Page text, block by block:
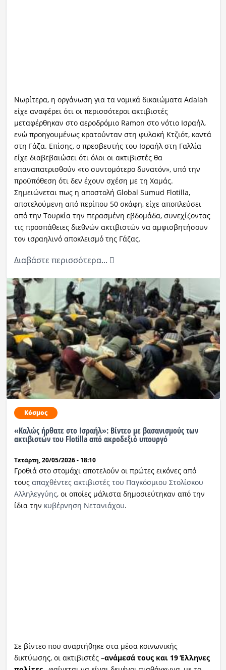
Νωρίτερα, η οργάνωση για τα νομικά δικαιώματα Adalah
είχε αναφέρει ότι οι περισσότεροι ακτιβιστές
μεταφέρθηκαν στο αεροδρόμιο Ramon στο νότιο Ισραήλ,
ενώ προηγουμένως κρατούνταν στη φυλακή Κτζιότ, κοντά
στη Γάζα. Επίσης, ο πρεσβευτής του Ισραήλ στη Γαλλία
είχε διαβεβαιώσει ότι όλοι οι ακτιβιστές θα
επαναπατρισθούν «το συντομότερο δυνατόν», υπό την
προϋπόθεση ότι δεν έχουν σχέση με τη Χαμάς.
Σημειώνεται πως η αποστολή Global Sumud Flotilla,
αποτελούμενη από περίπου 50 σκάφη, είχε αποπλεύσει
από την Τουρκία την περασμένη εβδομάδα, συνεχίζοντας
τις προσπάθειες διεθνών ακτιβιστών να αμφισβητήσουν
τον ισραηλινό αποκλεισμό της Γάζας.
Διαβάστε περισσότερα...
Κόσμος
«Καλώς ήρθατε στο Ισραήλ»: Βίντεο με βασανισμούς των
ακτιβιστών του Flotilla από ακροδεξιό υπουργό
Τετάρτη, 20/05/2026 - 18:10
Γροθιά στο στομάχι αποτελούν οι πρώτες εικόνες από
τους απαχθέντες ακτιβιστές του Παγκόσμιου Στολίσκου
Αλληλεγγύης, οι οποίες μάλιστα δημοσιεύτηκαν από την
ίδια την κυβέρνηση Νετανιάχου.
Σε βίντεο που αναρτήθηκε στα μέσα κοινωνικής
δικτύωσης, οι ακτιβιστές –ανάμεσά τους και 19 Έλληνες